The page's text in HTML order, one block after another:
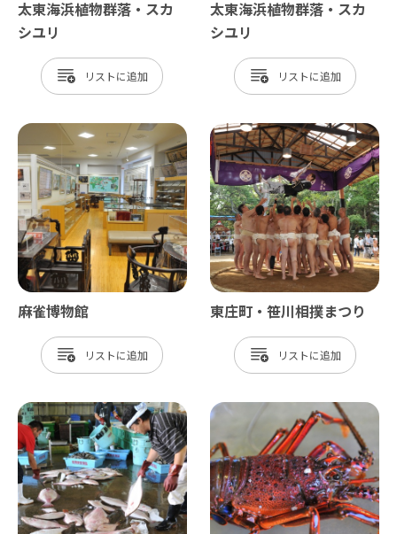
太東海浜植物群落・スカ
シユリ
リスト
太東海浜植物群落・スカ
シユリ
リスト
麻雀博物館
リスト
東庄町・笹川相撲まつり
リスト